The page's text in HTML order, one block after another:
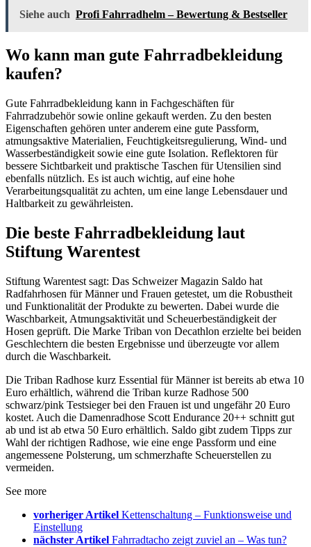
Siehe auch Profi Fahrradhelm – Bewertung & Bestseller
Wo kann man gute Fahrradbekleidung
kaufen?
Gute Fahrradbekleidung kann in Fachgeschäften für
Fahrradzubehör sowie online gekauft werden. Zu den besten
Eigenschaften gehören unter anderem eine gute Passform,
atmungsaktive Materialien, Feuchtigkeitsregulierung, Wind- und
Wasserbeständigkeit sowie eine gute Isolation. Reflektoren für
bessere Sichtbarkeit und praktische Taschen für Utensilien sind
ebenfalls nützlich. Es ist auch wichtig, auf eine hohe
Verarbeitungsqualität zu achten, um eine lange Lebensdauer und
Haltbarkeit zu gewährleisten.
Die beste Fahrradbekleidung laut
Stiftung Warentest
Stiftung Warentest sagt: Das Schweizer Magazin Saldo hat
Radfahrhosen für Männer und Frauen getestet, um die Robustheit
und Funktionalität der Produkte zu bewerten. Dabei wurde die
Waschbarkeit, Atmungsaktivität und Scheuerbeständigkeit der
Hosen geprüft. Die Marke Triban von Decathlon erzielte bei beiden
Geschlechtern die besten Ergebnisse und überzeugte vor allem
durch die Waschbarkeit.
Die Triban Radhose kurz Essential für Männer ist bereits ab etwa 10
Euro erhältlich, während die Triban kurze Radhose 500
schwarz/pink Testsieger bei den Frauen ist und ungefähr 20 Euro
kostet. Auch die Damenradhose Scott Endurance 20++ schnitt gut
ab und ist ab etwa 50 Euro erhältlich. Saldo gibt zudem Tipps zur
Wahl der richtigen Radhose, wie eine enge Passform und eine
angemessene Polsterung, um schmerzhafte Scheuerstellen zu
vermeiden.
See more
vorheriger Artikel Kettenschaltung – Funktionsweise und
Einstellung
nächster Artikel Fahrradtacho zeigt zuviel an – Was tun?